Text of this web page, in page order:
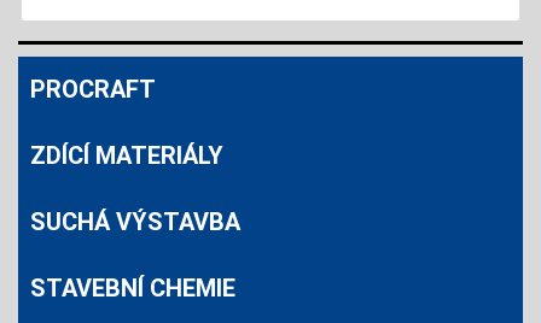
PROCRAFT
ZDÍCÍ MATERIÁLY
SUCHÁ VÝSTAVBA
STAVEBNÍ CHEMIE